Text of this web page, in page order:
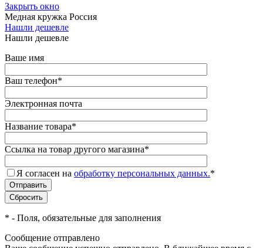
Закрыть окно
Медная кружка Россия
Нашли дешевле
Нашли дешевле
Ваше имя
Ваш телефон*
Электронная почта
Название товара*
Ссылка на товар другого магазина*
Я согласен на обработку персональных данных.*
* - Поля, обязательные для заполнения
Сообщение отправлено